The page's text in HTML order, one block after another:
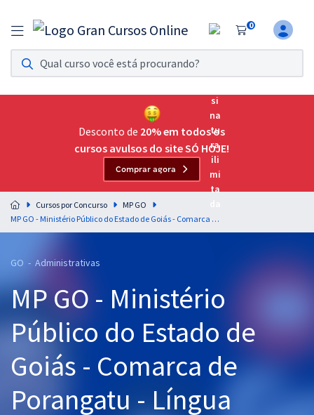
0
Assinatura Ilimitada 11
Acesso a todos os cursos. Teste grátis por 7 dias!
Assinatura OAB Até Passar
Acesso ilimitado a toda preparação para o Exame da
Residências Multiprofissionais
Preparação completa e intensiva para as principais
residências em saúde do Brasil
Cursos 20% OFF
Pós
Graduação
OAB
Desconto de 20% em todos os
cursos avulsos do site SÓ HOJE!
Comprar agora
Cursos por Concurso
MP GO
MP GO - Ministério Público do Estado de Goiás - Comarca de Porangatu - Língua Portuguesa para Secretário Auxiliar - Professores: Fernando Moura e Elias Santana
GO - Administrativas
MP GO - Ministério
Público do Estado de
Goiás - Comarca de
Porangatu - Língua